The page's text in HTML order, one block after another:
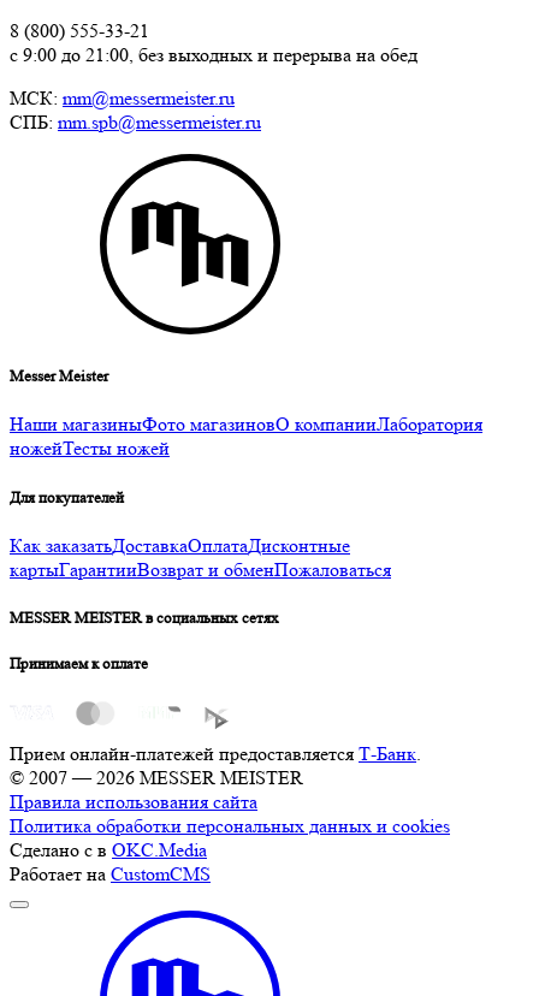
8 (800) 555-33-21
с 9:00 до 21:00, без выходных и перерыва на обед
МСК: mm@messermeister.ru
СПБ: mm.spb@messermeister.ru
Messer Meister
Наши магазиныФото магазиновО компанииЛаборатория
ножейТесты ножей
Для покупателей
Как заказатьДоставкаОплатаДисконтные
картыГарантииВозврат и обменПожаловаться
MESSER MEISTER в социальных сетях
Принимаем к оплате
Прием онлайн-платежей предоставляется Т-Банк.
© 2007 — 2026 MESSER MEISTER
Правила использования сайта
Политика обработки персональных данных и cookies
Сделано с в OKC.Media
Работает на CustomCMS